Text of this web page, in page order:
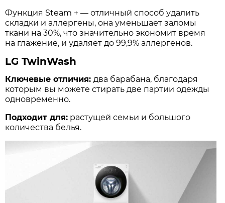
Функция Steam + — отличный способ удалить
складки и аллергены, она уменьшает заломы
ткани на 30%, что значительно экономит время
на глажение, и удаляет до 99,9% аллергенов.
LG TwinWash
Ключевые отличия:два барабана, благодаря
которым вы можете стирать две партии одежды
одновременно.
Подходит для: растущей семьи и большого
количества белья.